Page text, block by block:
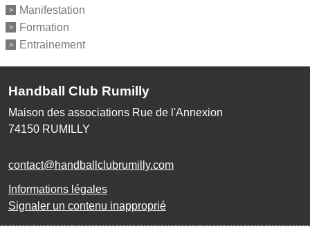
Manifestation
Formation
Entrainement
Handball Club Rumilly
Maison des associations Rue de l'Annexion
74150 RUMILLY
contact@handballclubrumilly.com
Informations légales
Signaler un contenu inapproprié